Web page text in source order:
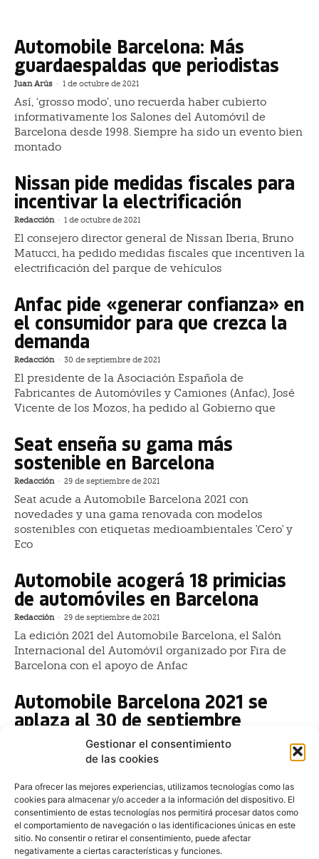
Gestionar el consentimiento
de las cookies
Para ofrecer las mejores experiencias, utilizamos tecnologías como las
cookies para almacenar y/o acceder a la información del dispositivo. El
consentimiento de estas tecnologías nos permitirá procesar datos como
el comportamiento de navegación o las identificaciones únicas en este
sitio. No consentir o retirar el consentimiento, puede afectar
negativamente a ciertas características y funciones.
Automobile Barcelona: Más
guardaespaldas que periodistas
Juan Arús - 1 de octubre de 2021
Así, ‘grosso modo’, uno recuerda haber cubierto
informativamente los Salones del Automóvil de
Barcelona desde 1998. Siempre ha sido un evento bien
montado
Nissan pide medidas fiscales para
incentivar la electrificación
Redacción - 1 de octubre de 2021
El consejero director general de Nissan Iberia, Bruno
Matucci, ha pedido medidas fiscales que incentiven la
electrificación del parque de vehículos
Anfac pide «generar confianza» en
el consumidor para que crezca la
demanda
Redacción - 30 de septiembre de 2021
El presidente de la Asociación Española de
Fabricantes de Automóviles y Camiones (Anfac), José
Vicente de los Mozos, ha pedido al Gobierno que
Seat enseña su gama más
sostenible en Barcelona
Redacción - 29 de septiembre de 2021
Seat acude a Automobile Barcelona 2021 con
novedades y una gama renovada con modelos
sostenibles con etiquetas medioambientales 'Cero' y
Eco
Automobile acogerá 18 primicias
de automóviles en Barcelona
Redacción - 29 de septiembre de 2021
La edición 2021 del Automobile Barcelona, el Salón
Internacional del Automóvil organizado por Fira de
Barcelona con el apoyo de Anfac
Automobile Barcelona 2021 se
aplaza al 30 de septiembre
9 de junio de 2021
El salón internacional del automóvil Automobile
su 41 edición del 30 de septiembre al 10 de octubre
Automobile 2019: El motor
reclama su influencia en el Salón